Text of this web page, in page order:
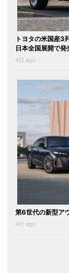
トヨタの米国産3
日本全国展開で発
4日 ago
第6世代の新型ア
4日 ago